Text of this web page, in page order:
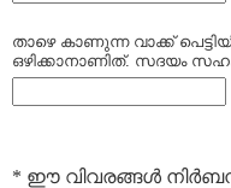
താഴെ കാണുന്ന വാക്ക്
ഒഴിക്കാനാണിത്. സദയം
* ഈ വിവരങ്ങള്‍